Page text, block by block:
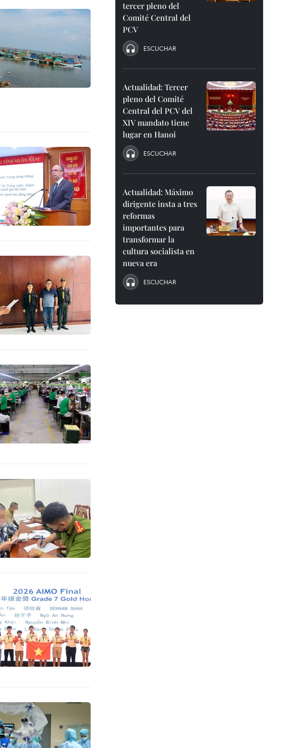
tercer pleno del
Comité Central del
PCV
ESCUCHAR
Actualidad: Tercer
pleno del Comité
Central del PCV del
XIV mandato tiene
lugar en Hanoi
ESCUCHAR
Actualidad: Máximo
dirigente insta a tres
reformas
importantes para
transformar la
cultura socialista en
nueva era
ESCUCHAR